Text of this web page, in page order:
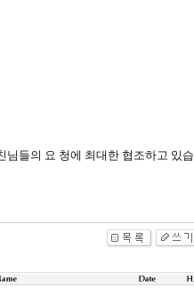
들의 요 청에 최대한 협조하고 있습